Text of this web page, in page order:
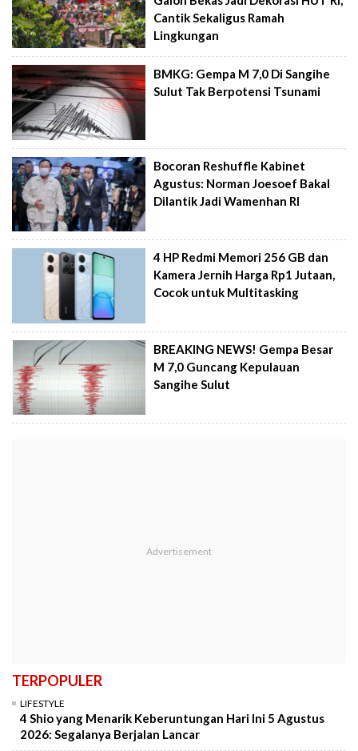
Cantik Sekaligus Ramah
Lingkungan
BMKG: Gempa M 7,0 Di Sangihe
Sulut Tak Berpotensi Tsunami
Bocoran Reshuffle Kabinet
Agustus: Norman Joesoef Bakal
Dilantik Jadi Wamenhan RI
4 HP Redmi Memori 256 GB dan
Kamera Jernih Harga Rp1 Jutaan,
Cocok untuk Multitasking
BREAKING NEWS! Gempa Besar
M 7,0 Guncang Kepulauan
Sangihe Sulut
TERPOPULER
LIFESTYLE
4 Shio yang Menarik Keberuntungan Hari Ini 5 Agustus
2026: Segalanya Berjalan Lancar